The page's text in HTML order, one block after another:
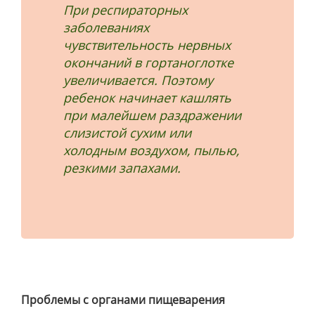
При респираторных
заболеваниях
чувствительность нервных
окончаний в гортаноглотке
увеличивается. Поэтому
ребенок начинает кашлять
при малейшем раздражении
слизистой сухим или
холодным воздухом, пылью,
резкими запахами.
Проблемы с органами пищеварения